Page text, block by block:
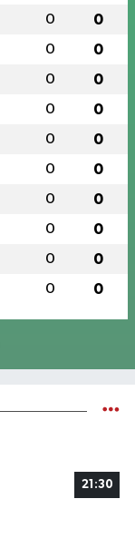
0 0
0 0
0 0
0 0
0 0
0 0
0 0
0 0
0 0
0 0
21:30